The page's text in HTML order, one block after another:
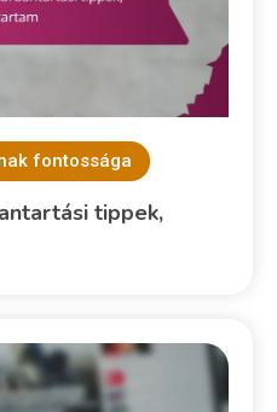
fontossága
tippek,